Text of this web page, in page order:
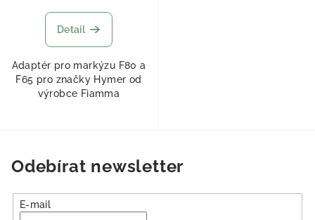
Detail
Adaptér pro markýzu F80 a
F65 pro značky Hymer od
výrobce Fiamma
Odebírat newsletter
E-mail